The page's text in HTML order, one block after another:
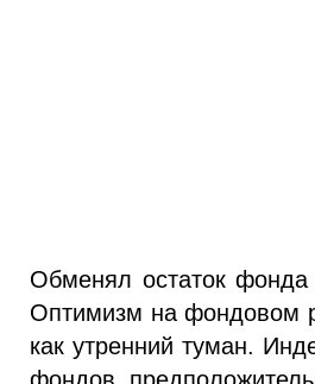
Обменял остаток
Оптимизм на фондовом
как утренний туман.